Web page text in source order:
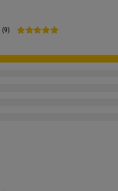
(9)